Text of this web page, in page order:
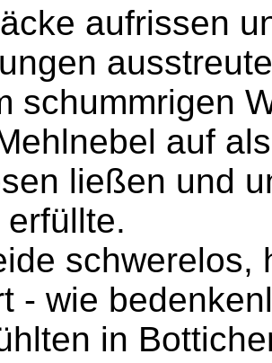
aufrissen
schummrigen
auf
ließen und
erfüllte.
schwerelos,
- wie
in